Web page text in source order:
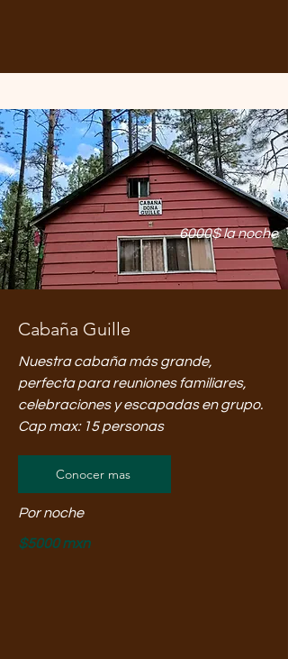
Cabaña Guille
Nuestra cabaña más grande,
perfecta para reuniones familiares,
celebraciones y escapadas en grupo.
Cap max: 15 personas
Conocer mas
Por noche
$5000 mxn
6000$ la noche